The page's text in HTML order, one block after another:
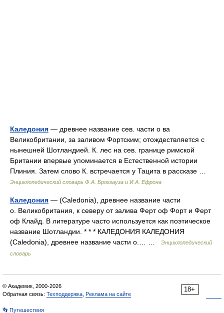
Каледония — древнее название сев. части о ва
Великобритании, за заливом Фортским; отождествляется с
нынешней Шотландией. К. лес на сев. границе римской
Британии впервые упоминается в Естественной истории
Плиния. Затем слово К. встречается у Тацита в рассказе …
Энциклопедический словарь Ф.А. Брокгауза и И.А. Ефрона
Каледония — (Caledonia), древнее название части
о. Великобритания, к северу от залива Ферт оф Форт и Ферт
оф Клайд. В литературе часто используется как поэтическое
название Шотландии. * * * КАЛЕДОНИЯ КАЛЕДОНИЯ
(Caledonia), древнее название части о.… …
Энциклопедический
словарь
18+
© Академик, 2000-2026
Обратная связь: Техподдержка Реклама на сайте
👣 Путешествия